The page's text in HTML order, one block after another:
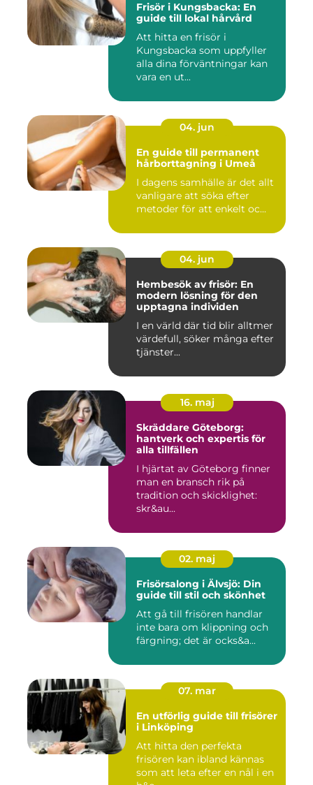
Frisör i Kungsbacka: En
guide till lokal hårvård
Att hitta en frisör i
Kungsbacka som uppfyller
alla dina förväntningar kan
vara en ut...
04. jun
En guide till permanent
hårborttagning i Umeå
I dagens samhälle är det allt
vanligare att söka efter
metoder för att enkelt oc...
04. jun
Hembesök av frisör: En
modern lösning för den
upptagna individen
I en värld där tid blir alltmer
värdefull, söker många efter
tjänster...
16. maj
Skräddare Göteborg:
hantverk och expertis för
alla tillfällen
I hjärtat av Göteborg finner
man en bransch rik på
tradition och skicklighet:
skr&au...
02. maj
Frisörsalong i Älvsjö: Din
guide till stil och skönhet
Att gå till frisören handlar
inte bara om klippning och
färgning; det är ocks&a...
07. mar
En utförlig guide till frisörer
i Linköping
Att hitta den perfekta
frisören kan ibland kännas
som att leta efter en nål i en